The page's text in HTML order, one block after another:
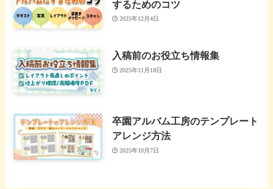
するためのコツ
2025年12月4日
入稿前のお役立ち情報集
2025年11月18日
卒園アルバム工房のテンプレート
アレンジ方法
2025年10月7日